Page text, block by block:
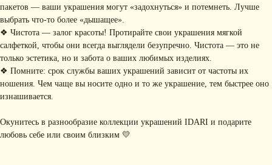
пакетов — ваши украшения могут «задохнуться» и потемнеть. Лучше
выбрать что-то более «дышащее».
❖ Чистота — залог красоты! Протирайте свои украшения мягкой
салфеткой, чтобы они всегда выглядели безупречно. Чистота — это не
только эстетика, но и забота о ваших любимых изделиях.
❖ Помните: срок службы ваших украшений зависит от частоты их
ношения. Чем чаще вы носите одно и то же украшение, тем быстрее оно
изнашивается.
Окунитесь в разнообразие коллекции украшений IDARI и подарите
любовь себе или своим близким 💛
Я соглашаюсь с обработкой персональных данных в соответствии с политикой
конфиденциальности
Ясоглашаюсь на получение рекламной рассылки
ИНФОРМАЦИЯ